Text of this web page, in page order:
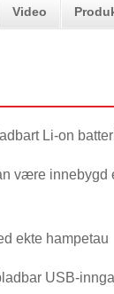
Video
Li-on
være innebygd
ekte hampetau
USB-